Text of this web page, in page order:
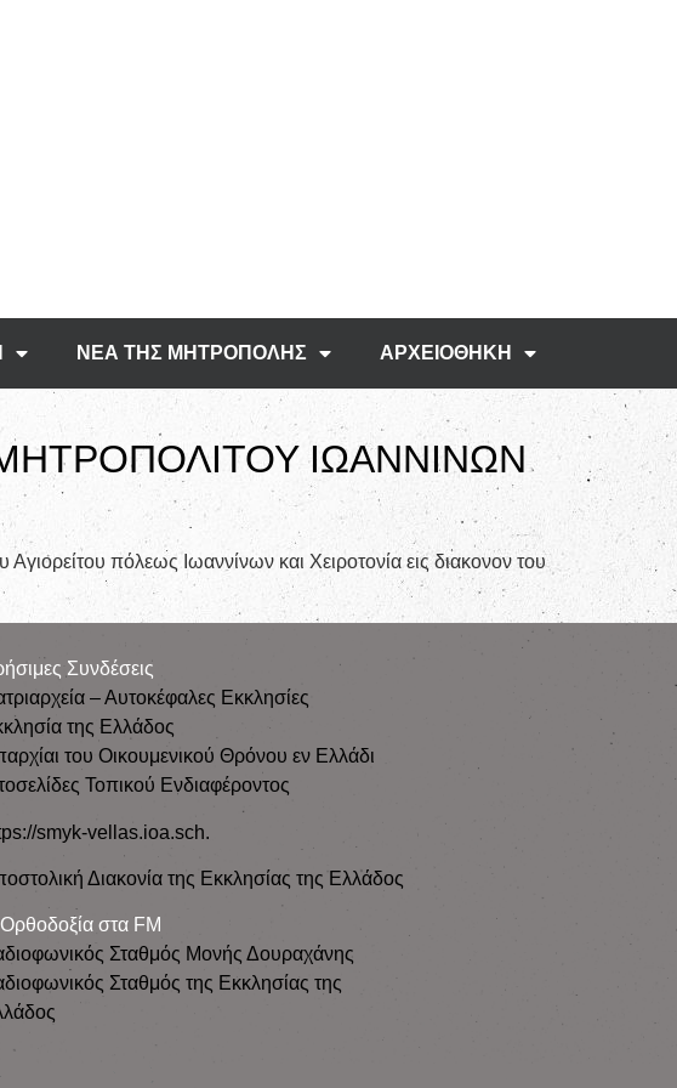
ΝΕΑ ΤΗΣ ΜΗΤΡΟΠΟΛΗΣ ΑΡΧΕΙΟΘΗΚΗ
ΙΩΑΝΝΙΝΩΝ
πόλεως Ιωαννίνων και Χειροτονία εις διακονον του
Συνδέσεις
– Αυτοκέφαλες Εκκλησίες
της Ελλάδος
του Οικουμενικού Θρόνου εν Ελλάδι
Τοπικού Ενδιαφέροντος
smyk-vellas.ioa.sch.
Διακονία της Εκκλησίας της Ελλάδος
στα FM
Σταθμός Μονής Δουραχάνης
Σταθμός της Εκκλησίας της